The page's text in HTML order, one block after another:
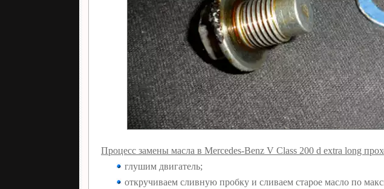
Процесс замены масла в Mercedes-Benz V Class 200 d extra long
глушим двигатель;
откручиваем сливную пробку и сливаем старое масло по